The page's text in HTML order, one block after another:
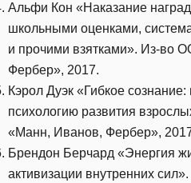
Альфи Кон «Наказание
школьными оценками,
и прочими взятками». Из-во
Фербер», 2017.
Кэрол Дуэк «Гибкое
психологию развития
«Манн, Иванов, Фербер»,
Брендон Берчард «Энергия
активизации внутренних